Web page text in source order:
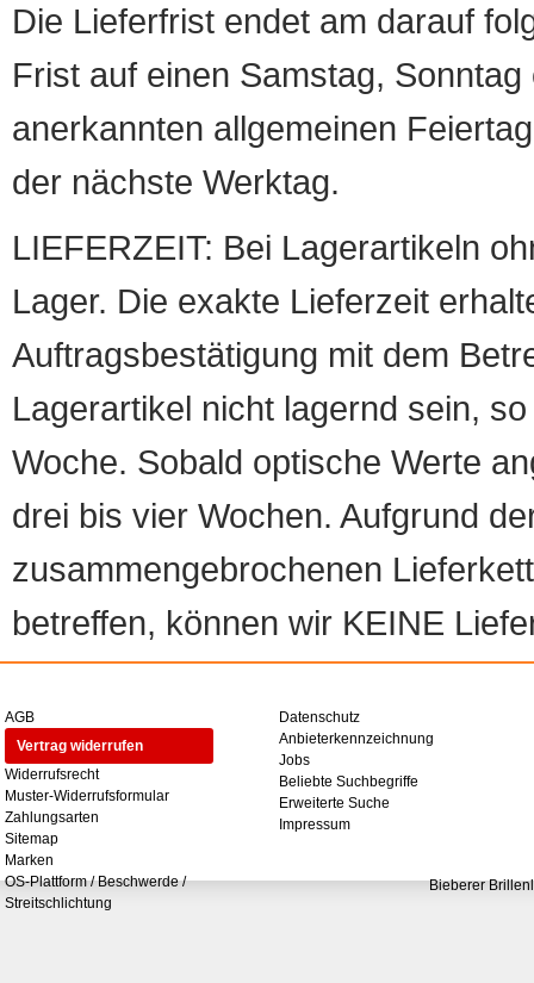
Die Lieferfrist endet am darauf
Frist auf einen Samstag,
anerkannten allgemeinen
der nächste Werktag.
LIEFERZEIT: Bei Lagerartikeln
Lager. Die exakte Lieferzeit
Auftragsbestätigung mit dem
Lagerartikel nicht lagernd sein,
Woche. Sobald optische Werte
drei bis vier Wochen. Aufgrund
zusammengebrochenen
betreffen, können wir KEINE
AGB
Vertrag widerrufen
Widerrufsrecht
Muster-Widerrufsformular
Zahlungsarten
Sitemap
Marken
OS-Plattform / Beschwerde /
Streitschlichtung
Datenschutz
Anbieterkennzeichnung
Jobs
Beliebte Suchbegriffe
Erweiterte Suche
Impressum
Bieberer